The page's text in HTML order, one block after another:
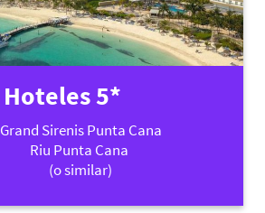
Hoteles 5*
Grand Sirenis Punta Cana
Riu Punta Cana
(o similar)